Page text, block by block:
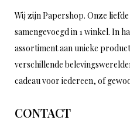
Wij zijn Papershop. Onze
samengevoegd in 1 winkel. In
assortiment aan unieke
verschillende
cadeau voor iedereen, of
CONTACT